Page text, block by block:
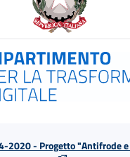
2020 - Progetto "Antifrode